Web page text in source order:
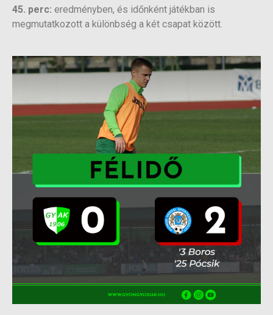
45. perc: eredményben, és időnként játékban is
megmutatkozott a különbség a két csapat között.